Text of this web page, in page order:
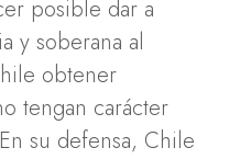
posible dar a
y soberana al
obtener
tengan carácter
su defensa, Chile